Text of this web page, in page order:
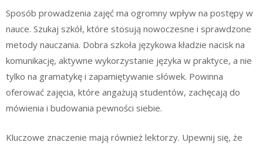
Sposób prowadzenia zajęć ma ogromny wpływ na postępy w
nauce. Szukaj szkół, które stosują nowoczesne i sprawdzone
metody nauczania. Dobra szkoła językowa kładzie nacisk na
komunikację, aktywne wykorzystanie języka w praktyce, a nie
tylko na gramatykę i zapamiętywanie słówek. Powinna
oferować zajęcia, które angażują studentów, zachęcają do
mówienia i budowania pewności siebie.
Kluczowe znaczenie mają również lektorzy. Upewnij się, że